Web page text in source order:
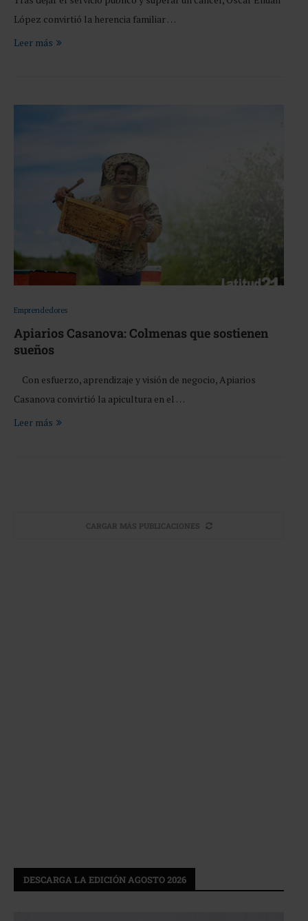
López convirtió la herencia familiar …
Leer más
Emprendedores
Apiarios Casanova: Colmenas que sostienen
sueños
Con esfuerzo, aprendizaje y visión de negocio, Apiarios
Casanova convirtió la apicultura en el …
Leer más
CARGAR MÁS PUBLICACIONES
DESCARGA LA EDICIÓN AGOSTO 2026